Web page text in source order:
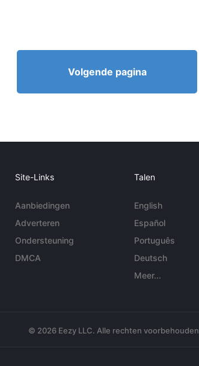
Volgende pagina
Site-Links
Aanbiedingen
Adverteren
Ondersteuning
DMCA
Talen
English
Español
Português
Deutsch
Meer...
© 2026 Eezy LLC. Alle rechten voorbehouden